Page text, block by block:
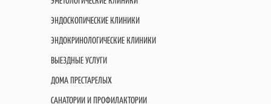
ЭНДОСКОПИЧЕСКИЕ КЛИНИКИ
ЭНДОКРИНОЛОГИЧЕСКИЕ КЛИНИКИ
ВЫЕЗДНЫЕ УСЛУГИ
ДОМА ПРЕСТАРЕЛЫХ
САНАТОРИИ И ПРОФИЛАКТОРИИ